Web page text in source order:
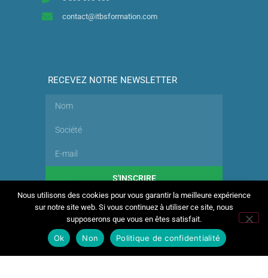
contact@itbsformation.com
RECEVEZ NOTRE NEWSLETTER
S'INSCRIRE
Tous droits réservés © Copyright 2026
×
🚨 IMPORTANT :
Les formations financées par le CPF
(Compte Personnel de Formation) et
France Travail ne sont pas acceptées.
Nous utilisons des cookies pour vous garantir la meilleure expérience
sur notre site web. Si vous continuez à utiliser ce site, nous
supposerons que vous en êtes satisfait.
Ok Non Politique de confidentialité